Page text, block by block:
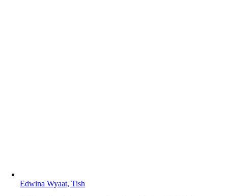
Edwina Wyaat, Tish